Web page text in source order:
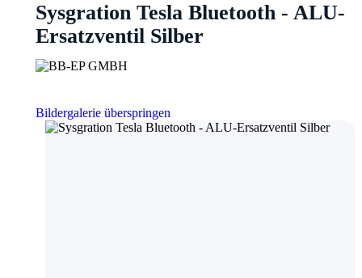
Sysgration Tesla Bluetooth - ALU-
Ersatzventil Silber
Bildergalerie überspringen